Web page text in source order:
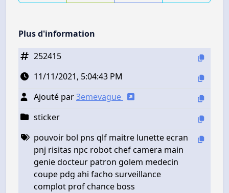
Plus d'information
252415
11/11/2021, 5:04:43 PM
Ajouté par3emevague
sticker
pouvoir bol pns qlf maitre lunette ecran
pnj risitas npc robot chef camera main
genie docteur patron golem medecin
coupe pdg ahi facho surveillance
complot prof chance boss